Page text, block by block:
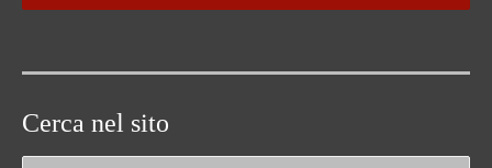
Cerca nel sito